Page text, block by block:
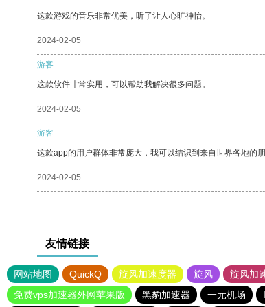
这款游戏的音乐非常优美，听了让人心旷神怡。
2024-02-05
游客
这款软件非常实用，可以帮助我解决很多问题。
2024-02-05
游客
这款app的用户群体非常庞大，我可以结识到来自世界各地的朋
2024-02-05
友情链接
网站地图 QuickQ 旋风加速度器 旋风 旋风加
免费vps加速器外网苹果版
黑豹加速器 一元机场